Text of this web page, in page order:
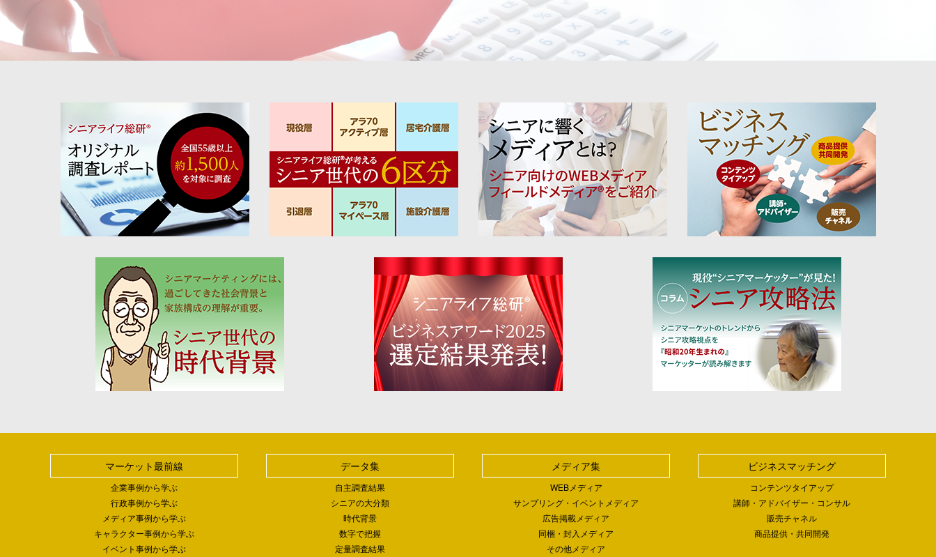
マーケット最前線
企業事例から学ぶ
行政事例から学ぶ
メディア事例から学ぶ
キャラクター事例から学ぶ
イベント事例から学ぶ
データ集
自主調査結果
シニアの大分類
時代背景
数字で把握
定量調査結果
メディア集
WEBメディア
サンプリング・イベントメディア
広告掲載メディア
同梱・封入メディア
その他メディア
ビジネスマッチング
コンテンツタイアップ
講師・アドバイザー・コンサル
販売チャネル
商品提供・共同開発